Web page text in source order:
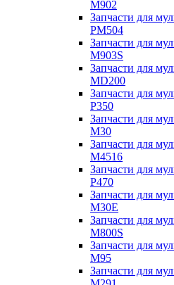
M902
Запчасти для
PM504
Запчасти для
M903S
Запчасти для
MD200
Запчасти для
P350
Запчасти для
M30
Запчасти для
M4516
Запчасти для
P470
Запчасти для
M30E
Запчасти для
M800S
Запчасти для
M95
Запчасти для